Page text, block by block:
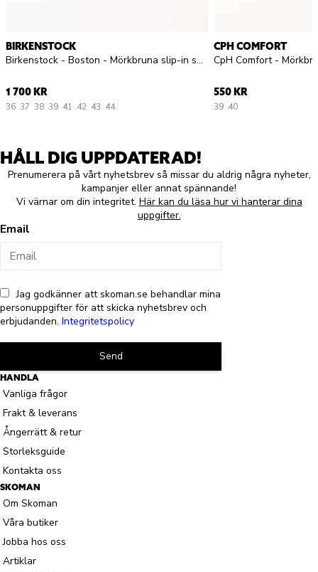
BIRKENSTOCK
Birkenstock - Boston - Mörkbruna slip-in sandaler i oljat skinn
1 700 KR
36 37 38 39 41 42 43 44
CPH COMFORT
CpH Comfort -
550 KR
39 40
HÅLL DIG UPPDATERAD!
Prenumerera på vårt nyhetsbrev så missar du aldrig några nyheter,
kampanjer eller annat spännande!
Vi värnar om din integritet. Här kan du läsa hur vi hanterar dina
uppgifter.
Email
Jag godkänner att skoman.se behandlar mina
personuppgifter för att skicka nyhetsbrev och
erbjudanden. Integritetspolicy
Send
HANDLA
Vanliga frågor
Frakt & leverans
Ångerrätt & retur
Storleksguide
Kontakta oss
SKOMAN
Om Skoman
Våra butiker
Jobba hos oss
Artiklar